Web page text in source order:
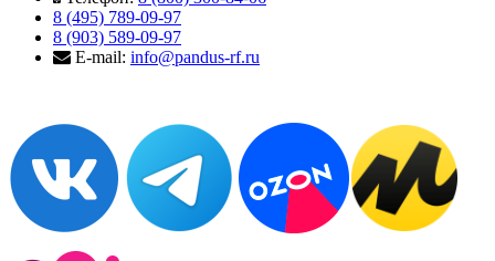
8 (495) 789-09-97
8 (903) 589-09-97
E-mail: info@pandus-rf.ru